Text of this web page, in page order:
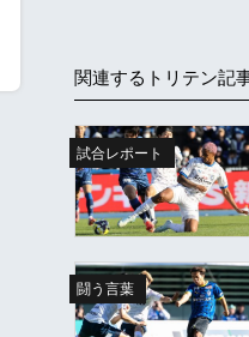
関連するトリテン記
試合レポート
闘う言葉